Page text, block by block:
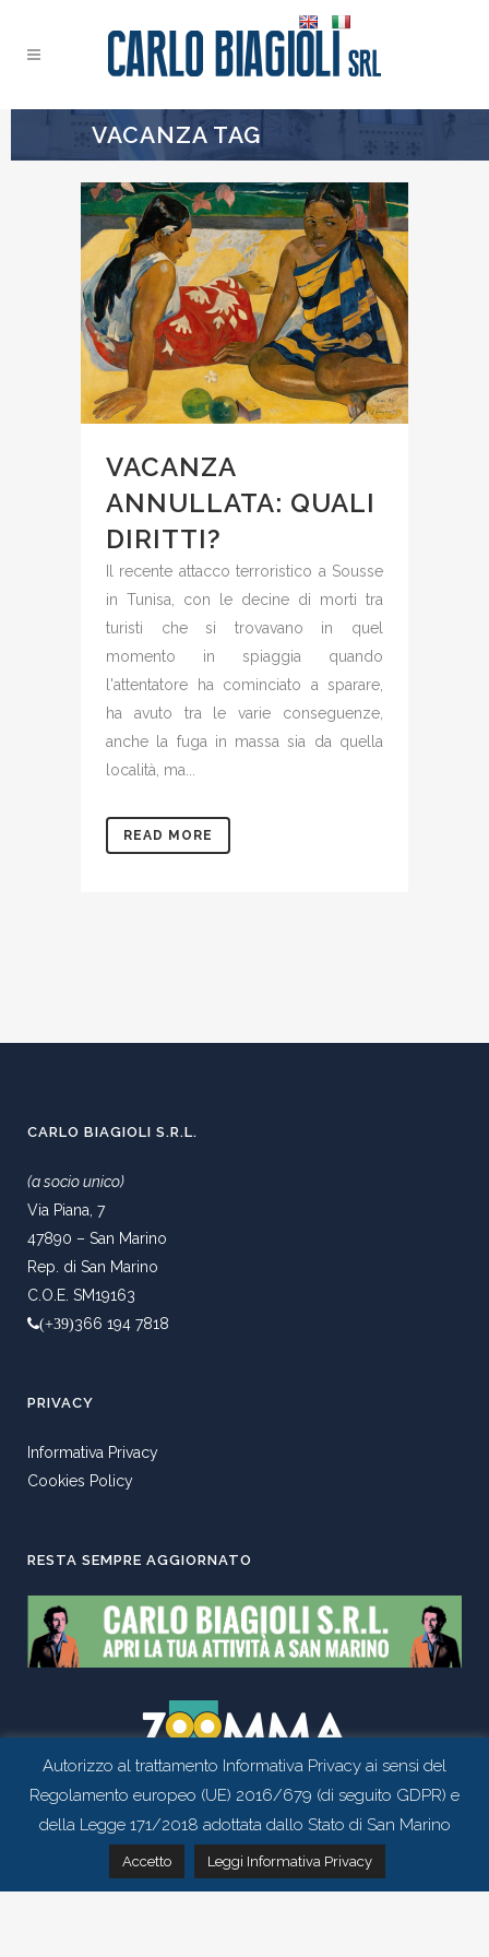
VACANZA TAG
VACANZA
ANNULLATA: QUALI
DIRITTI?
Il recente attacco terroristico a Sousse
in Tunisa, con le decine di morti tra
turisti che si trovavano in quel
momento in spiaggia quando
l'attentatore ha cominciato a sparare,
ha avuto tra le varie conseguenze,
anche la fuga in massa sia da quella
località, ma...
READ MORE
CARLO BIAGIOLI S.R.L.
(a socio unico)
Via Piana, 7
47890 – San Marino
Rep. di San Marino
C.O.E. SM19163
(+39)366 194 7818
PRIVACY
Informativa Privacy
Cookies Policy
RESTA SEMPRE AGGIORNATO
SOCIAL
Autorizzo al trattamento Informativa Privacy ai sensi del
Regolamento europeo (UE) 2016/679 (di seguito GDPR) e
della Legge 171/2018 adottata dallo Stato di San Marino
Accetto Leggi Informativa Privacy
Contattaci tramite whatsapp